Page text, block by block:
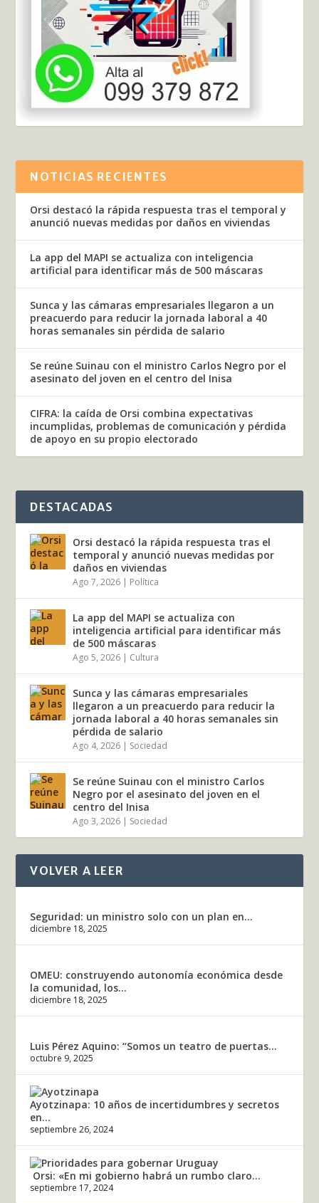
NOTICIAS RECIENTES
Orsi destacó la rápida respuesta tras el temporal y
anunció nuevas medidas por daños en viviendas
La app del MAPI se actualiza con inteligencia
artificial para identificar más de 500 máscaras
Sunca y las cámaras empresariales llegaron a un
preacuerdo para reducir la jornada laboral a 40
horas semanales sin pérdida de salario
Se reúne Suinau con el ministro Carlos Negro por el
asesinato del joven en el centro del Inisa
CIFRA: la caída de Orsi combina expectativas
incumplidas, problemas de comunicación y pérdida
de apoyo en su propio electorado
DESTACADAS
Orsi destacó la rápida respuesta tras el
temporal y anunció nuevas medidas por
daños en viviendas
Ago 7, 2026 | Política
La app del MAPI se actualiza con
inteligencia artificial para identificar más
de 500 máscaras
Ago 5, 2026 | Cultura
Sunca y las cámaras empresariales
llegaron a un preacuerdo para reducir la
jornada laboral a 40 horas semanales sin
pérdida de salario
Ago 4, 2026 | Sociedad
Se reúne Suinau con el ministro Carlos
Negro por el asesinato del joven en el
centro del Inisa
Ago 3, 2026 | Sociedad
VOLVER A LEER
Seguridad: un ministro solo con un plan en...
diciembre 18, 2025
OMEU: construyendo autonomía económica desde
la comunidad, los...
diciembre 18, 2025
Luis Pérez Aquino: “Somos un teatro de puertas...
octubre 9, 2025
Ayotzinapa: 10 años de incertidumbres y secretos
en...
septiembre 26, 2024
Orsi: «En mi gobierno habrá un rumbo claro...
septiembre 17, 2024